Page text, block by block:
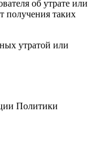
об утрате или
получения таких
утратой или
Политики